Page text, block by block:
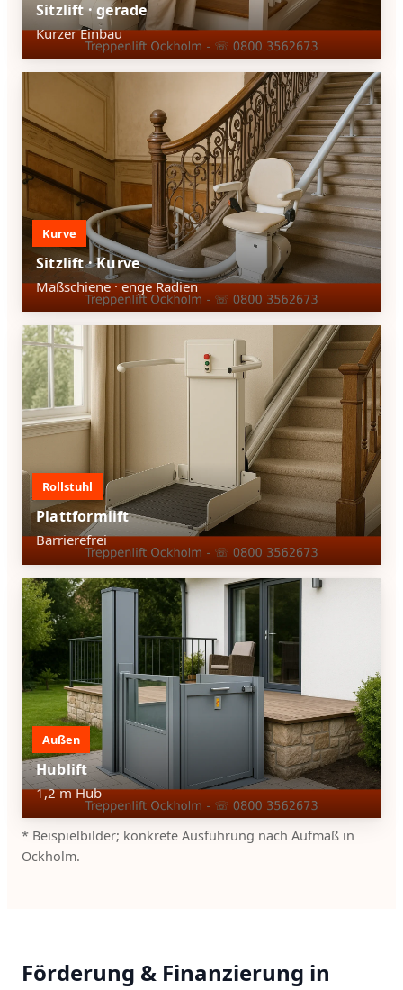
Sitzlift · gerade
Kurzer Einbau
Kurve
Sitzlift · Kurve
Maßschiene · enge Radien
Rollstuhl
Plattformlift
Barrierefrei
Außen
Hublift
1,2 m Hub
* Beispielbilder; konkrete Ausführung nach Aufmaß in
Ockholm.
Förderung & Finanzierung in